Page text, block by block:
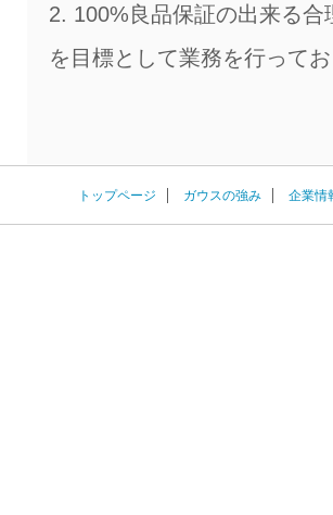
100%良品保証の出来る
を目標として業務を行ってお
トップページ ガウスの強み 企業情